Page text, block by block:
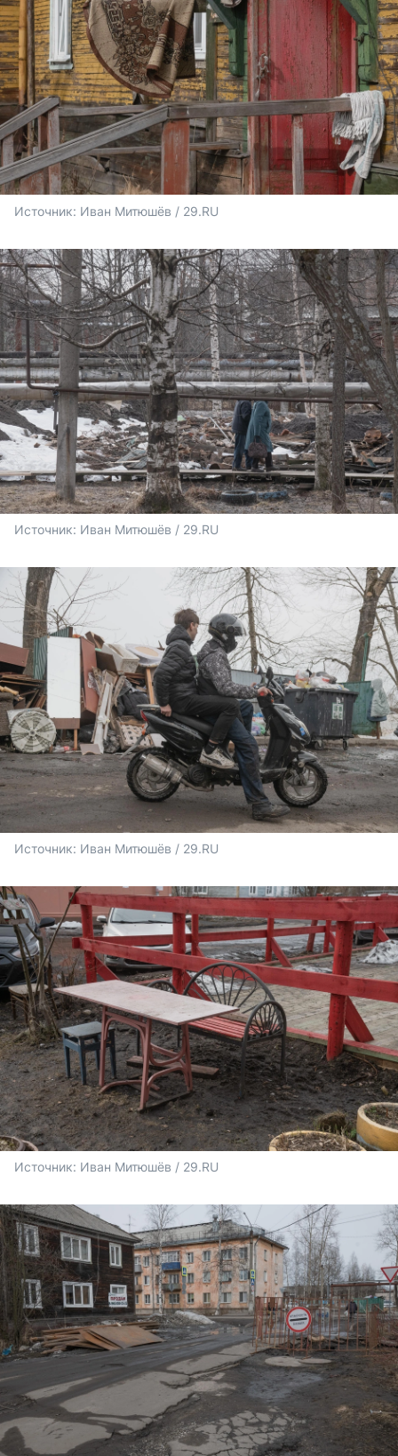
Источник: Иван Митюшёв / 29.RU
Источник: Иван Митюшёв / 29.RU
Источник: Иван Митюшёв / 29.RU
Источник: Иван Митюшёв / 29.RU